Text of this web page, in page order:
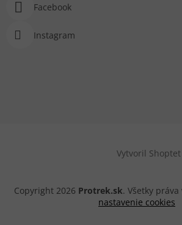
Facebook
Instagram
Vytvoril Shoptet
Copyright 2026 Protrek.sk. Všetky
nastavenie cookies